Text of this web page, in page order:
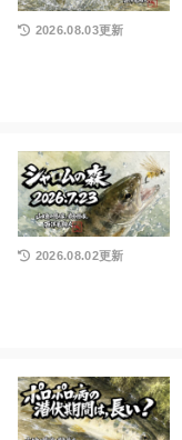
2026.08.03更新
2026.08.02更新